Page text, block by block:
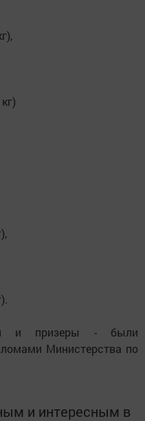
и призеры - были
Министерства по
и интересным в